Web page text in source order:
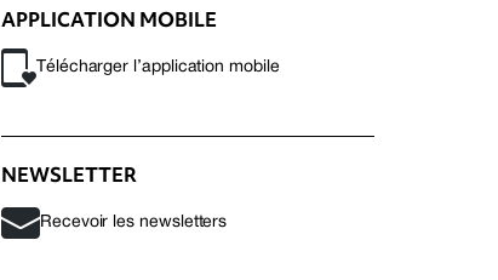
APPLICATION MOBILE
Télécharger l’application mobile
NEWSLETTER
Recevoir les newsletters